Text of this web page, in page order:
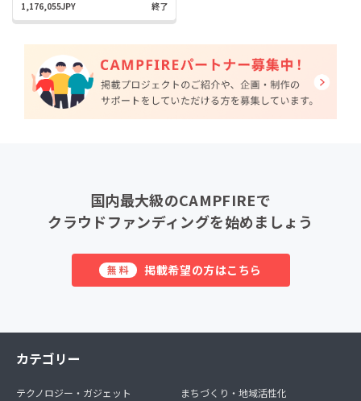
1,176,055JPY 終了
国内最大級のCAMPFIREで
クラウドファンディングを始めましょう
無料 掲載希望の方はこちら
カテゴリー
テクノロジー・ガジェット
まちづくり・地域活性化